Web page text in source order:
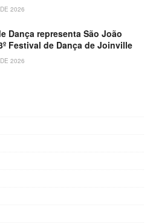
2026
Dança representa São João
Festival de Dança de Joinville
2026